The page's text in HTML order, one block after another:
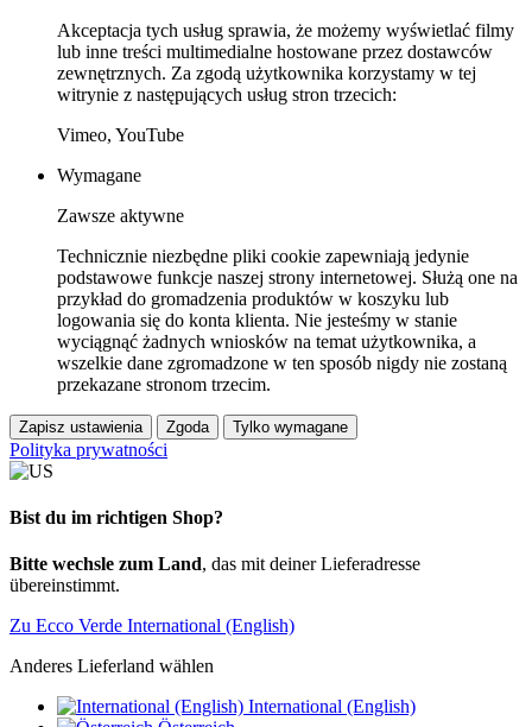
Akceptacja tych usług sprawia, że możemy wyświetlać filmy
lub inne treści multimedialne hostowane przez dostawców
zewnętrznych. Za zgodą użytkownika korzystamy w tej
witrynie z następujących usług stron trzecich:
Vimeo, YouTube
Wymagane
Zawsze aktywne
Technicznie niezbędne pliki cookie zapewniają jedynie
podstawowe funkcje naszej strony internetowej. Służą one na
przykład do gromadzenia produktów w koszyku lub
logowania się do konta klienta. Nie jesteśmy w stanie
wyciągnąć żadnych wniosków na temat użytkownika, a
wszelkie dane zgromadzone w ten sposób nigdy nie zostaną
przekazane stronom trzecim.
Zapisz ustawienia Zgoda Tylko wymagane
Polityka prywatności
Bist du im richtigen Shop?
Bitte wechsle zum Land, das mit deiner Lieferadresse
übereinstimmt.
Zu Ecco Verde International (English)
Anderes Lieferland wählen
International (English)